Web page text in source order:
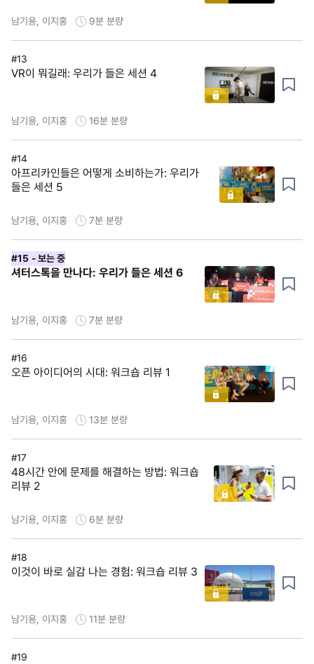
남기용, 이지홍 9분 분량
#13
VR이 뭐길래: 우리가 들은 세션 4
남기용, 이지홍 16분 분량
#14
아프리카인들은 어떻게 소비하는가: 우리가
들은 세션 5
남기용, 이지홍 7분 분량
#15 - 보는 중
셔터스톡을 만나다: 우리가 들은 세션 6
남기용, 이지홍 7분 분량
#16
오픈 아이디어의 시대: 워크숍 리뷰 1
남기용, 이지홍 13분 분량
#17
48시간 안에 문제를 해결하는 방법: 워크숍
리뷰 2
남기용, 이지홍 6분 분량
#18
이것이 바로 실감 나는 경험: 워크숍 리뷰 3
남기용, 이지홍 11분 분량
#19